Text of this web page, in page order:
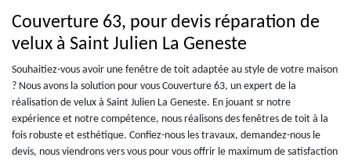
Couverture 63, pour devis réparation de
velux à Saint Julien La Geneste
Souhaitiez-vous avoir une fenêtre de toit adaptée au style de votre maison
? Nous avons la solution pour vous Couverture 63, un expert de la
réalisation de velux à Saint Julien La Geneste. En jouant sr notre
expérience et notre compétence, nous réalisons des fenêtres de toit à la
fois robuste et esthétique. Confiez-nous les travaux, demandez-nous le
devis, nous viendrons vers vous pour vous offrir le maximum de satisfaction